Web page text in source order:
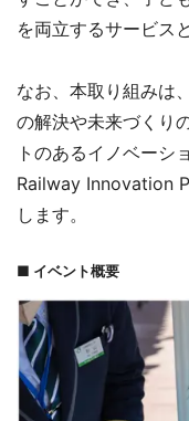
を両立するサービス
なお、本取り組みは
の解決や未来づくり
トのあるイノベーシ
Railway Innovation
します。
■ イベント概要